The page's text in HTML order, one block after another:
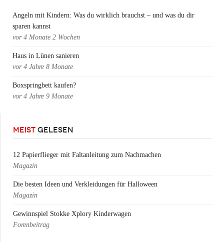
Angeln mit Kindern: Was du wirklich brauchst – und was du dir
sparen kannst
vor 4 Monate 2 Wochen
Haus in Lünen sanieren
vor 4 Jahre 8 Monate
Boxspringbett kaufen?
vor 4 Jahre 9 Monate
MEIST GELESEN
12 Papierflieger mit Faltanleitung zum Nachmachen
Magazin
Die besten Ideen und Verkleidungen für Halloween
Magazin
Gewinnspiel Stokke Xplory Kinderwagen
Forenbeitrag